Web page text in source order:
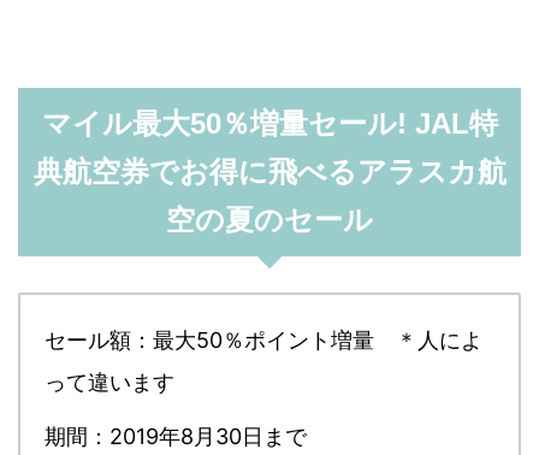
マイル最大50％増量セール! JAL特
典航空券でお得に飛べるアラスカ航
空の夏のセール
セール額：最大50％ポイント増量 ＊人によ
って違います
期間：2019年8月30日まで